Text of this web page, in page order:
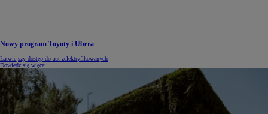
Nowy program Toyoty i Ubera
Łatwiejszy dostęp do aut zelektryfikowanych
Dowiedz się więcej